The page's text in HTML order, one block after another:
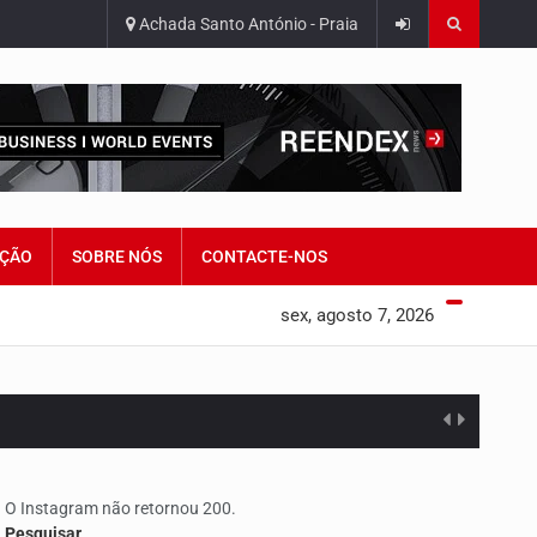
Achada Santo António - Praia
SOBRE NÓS CONTACTE-NOS
sex, agosto 7, 2026
O Instagram não retornou 200.